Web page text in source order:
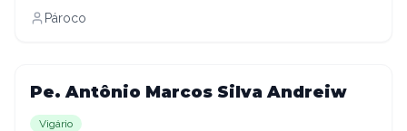
Pároco
Pe. Antônio Marcos Silva Andreiw
Vigário